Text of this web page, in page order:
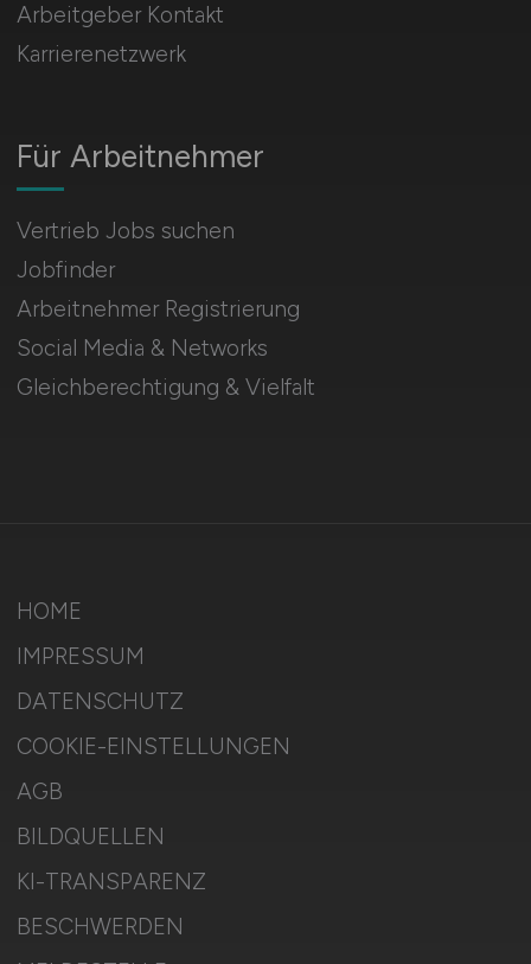
Für Arbeitnehmer
Vertrieb Jobs suchen
Jobfinder
Arbeitnehmer Registrierung
Social Media & Networks
Gleichberechtigung & Vielfalt
Arbeitgeber Kontakt
Karrierenetzwerk
HOME
IMPRESSUM
DATENSCHUTZ
COOKIE-EINSTELLUNGEN
AGB
BILDQUELLEN
KI-TRANSPARENZ
BESCHWERDEN